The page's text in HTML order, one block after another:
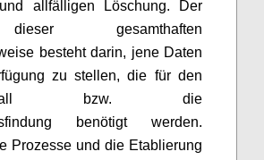
allfälligen Löschung.
Der
gesamthaften
besteht darin, jene Daten
zu stellen, die für den
bzw. die
benötigt werden.
Prozesse und die Etablierung